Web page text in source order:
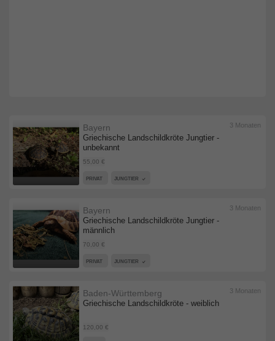
Griechische Landschildkröte Jungtier -
unbekannt
Bayern
55,00 €
3 Monaten
PRIVAT JUNGTIER
Griechische Landschildkröte Jungtier -
männlich
Bayern
70,00 €
3 Monaten
PRIVAT JUNGTIER
Griechische Landschildkröte - weiblich
Baden-Württemberg
120,00 €
3 Monaten